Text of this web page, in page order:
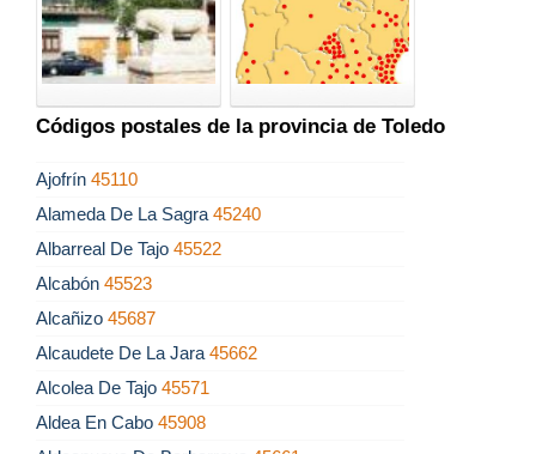
Códigos postales de la provincia de Toledo
Ajofrín 45110
Alameda De La Sagra 45240
Albarreal De Tajo 45522
Alcabón 45523
Alcañizo 45687
Alcaudete De La Jara 45662
Alcolea De Tajo 45571
Aldea En Cabo 45908